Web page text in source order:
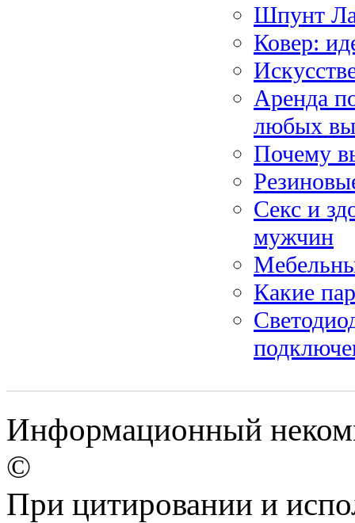
Шпунт
Ковер:
Аренда
любых
Почему
Секс и
мужчин
Какие
Информационный
©
При цитировании и